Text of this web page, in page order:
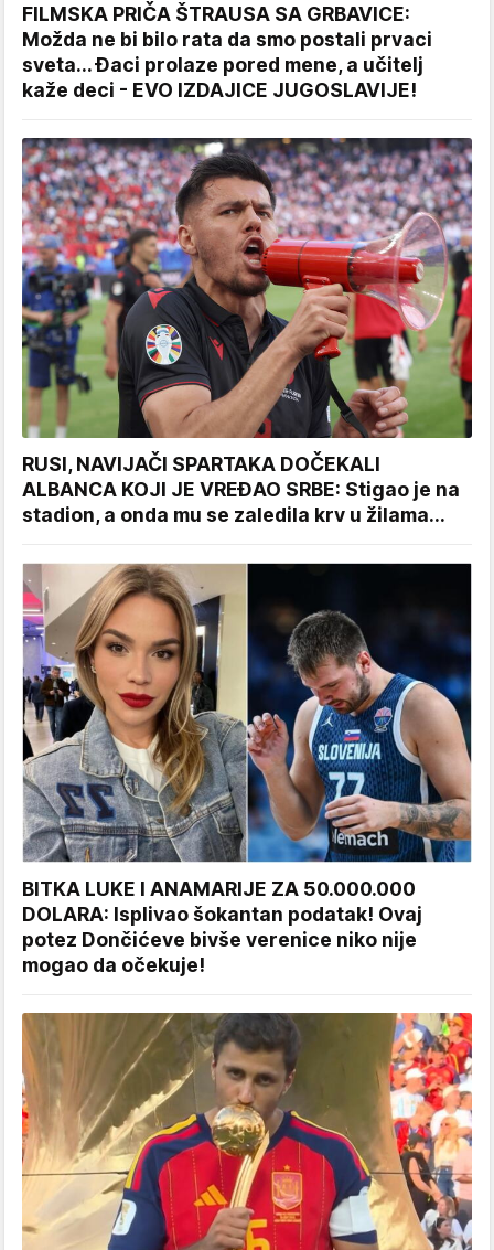
FILMSKA PRIČA ŠTRAUSA SA GRBAVICE:
Možda ne bi bilo rata da smo postali prvaci
sveta... Đaci prolaze pored mene, a učitelj
kaže deci - EVO IZDAJICE JUGOSLAVIJE!
RUSI, NAVIJAČI SPARTAKA DOČEKALI
ALBANCA KOJI JE VREĐAO SRBE: Stigao je na
stadion, a onda mu se zaledila krv u žilama...
BITKA LUKE I ANAMARIJE ZA 50.000.000
DOLARA: Isplivao šokantan podatak! Ovaj
potez Dončićeve bivše verenice niko nije
mogao da očekuje!